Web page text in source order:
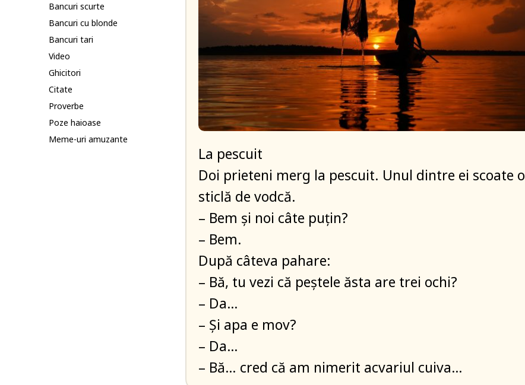
Bancuri scurte
Bancuri cu blonde
Bancuri tari
Video
Ghicitori
Citate
Proverbe
Poze haioase
Meme-uri amuzante
La pescuit
Doi prieteni merg la pescuit. Unul dintre ei scoate o
sticlă de vodcă.
– Bem și noi câte puțin?
– Bem.
După câteva pahare:
– Bă, tu vezi că peștele ăsta are trei ochi?
– Da…
– Și apa e mov?
– Da…
– Bă… cred că am nimerit acvariul cuiva…